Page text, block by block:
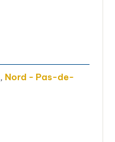
, Nord - Pas-de-